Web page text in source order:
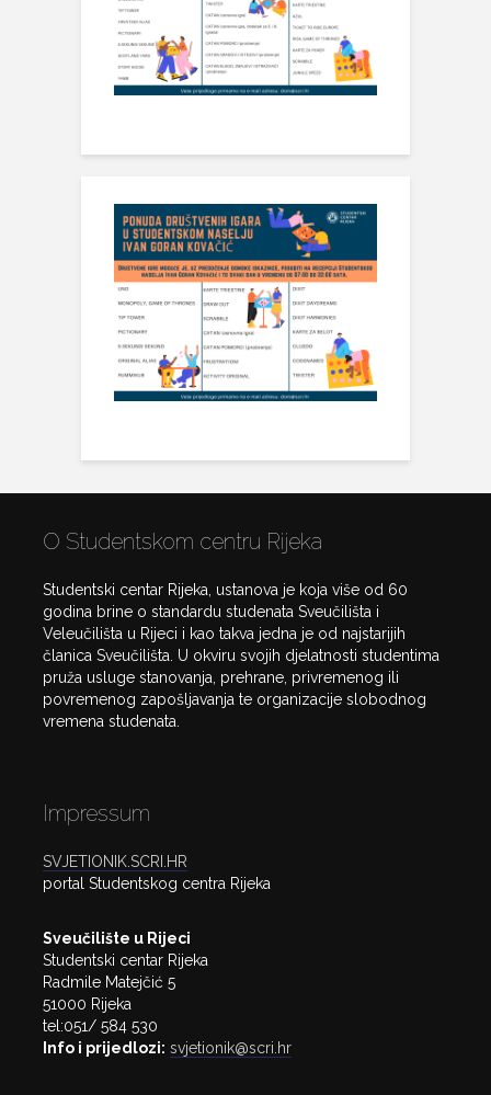
O Studentskom centru Rijeka
Studentski centar Rijeka, ustanova je koja više od 60
godina brine o standardu studenata Sveučilišta i
Veleučilišta u Rijeci i kao takva jedna je od najstarijih
članica Sveučilišta. U okviru svojih djelatnosti studentima
pruža usluge stanovanja, prehrane, privremenog ili
povremenog zapošljavanja te organizacije slobodnog
vremena studenata.
Impressum
SVJETIONIK.SCRI.HR
portal Studentskog centra Rijeka
Sveučilište u Rijeci
Studentski centar Rijeka
Radmile Matejčić 5
51000 Rijeka
tel:051/ 584 530
Info i prijedlozi: svjetionik@scri.hr